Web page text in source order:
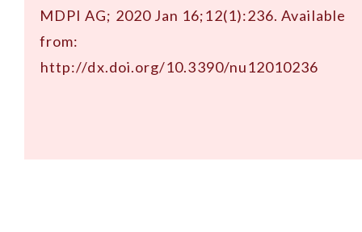
MDPI AG; 2020 Jan 16;12(1):236. Available
from:
http://dx.doi.org/10.3390/nu12010236